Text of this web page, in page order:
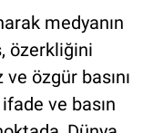
medyanın
özerkliğini
özgür basını
ve basın